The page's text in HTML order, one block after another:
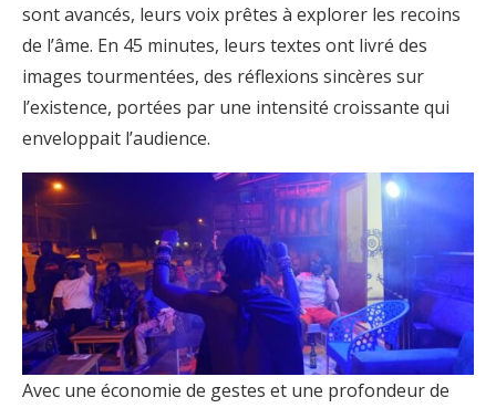
sont avancés, leurs voix prêtes à explorer les recoins
de l’âme. En 45 minutes, leurs textes ont livré des
images tourmentées, des réflexions sincères sur
l’existence, portées par une intensité croissante qui
enveloppait l’audience.
Avec une économie de gestes et une profondeur de